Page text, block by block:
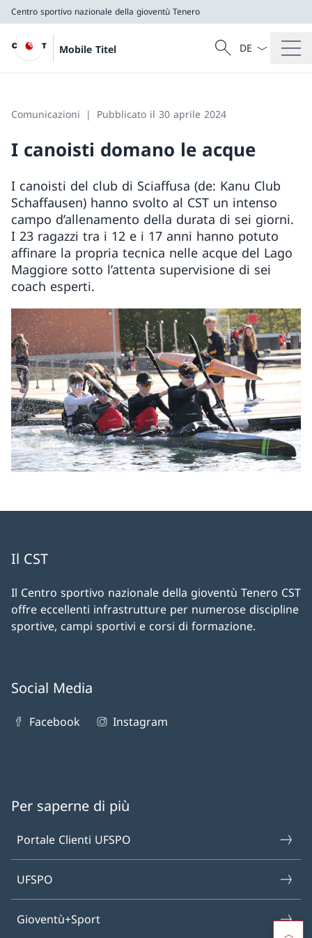
Centro sportivo nazionale della gioventù Tenero
Mobile Titel
Cercare
Ricerca
Dal menu a
Comunicazioni Pubblicato il 30 aprile 2024
I canoisti domano le acque
I canoisti del club di Sciaffusa (de: Kanu Club
Schaffausen) hanno svolto al CST un intenso
campo d’allenamento della durata di sei giorni.
I 23 ragazzi tra i 12 e i 17 anni hanno potuto
affinare la propria tecnica nelle acque del Lago
Maggiore sotto l’attenta supervisione di sei
coach esperti.
Il CST
Il Centro sportivo nazionale della gioventù Tenero CST
offre eccellenti infrastrutture per numerose discipline
sportive, campi sportivi e corsi di formazione.
Social Media
Facebook Instagram
Per saperne di più
Portale Clienti UFSPO
UFSPO
Gioventù+Sport